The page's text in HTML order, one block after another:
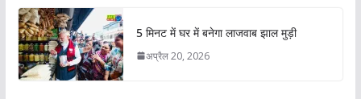
5 मिनट में घर में बनेगा लाजवाब झाल मुड़ी
अप्रैल 20, 2026